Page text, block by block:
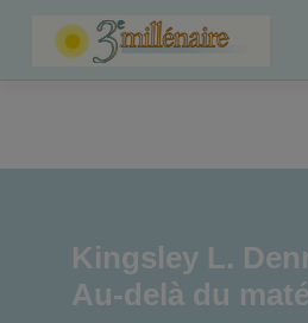
Kingsley L.
Au-delà du